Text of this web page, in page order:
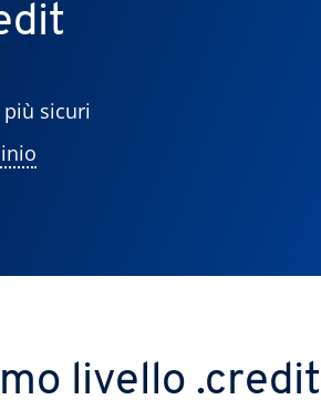
sicuri
livello .credit